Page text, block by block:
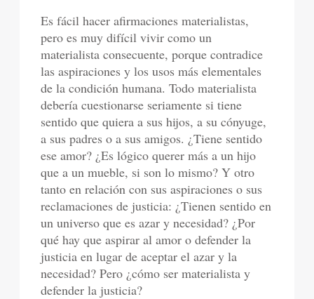
Es fácil hacer afirmaciones materialistas,
pero es muy difícil vivir como un
materialista consecuente, porque contradice
las aspiraciones y los usos más elementales
de la condición humana. Todo materialista
debería cuestionarse seriamente si tiene
sentido que quiera a sus hijos, a su cónyuge,
a sus padres o a sus amigos. ¿Tiene sentido
ese amor? ¿Es lógico querer más a un hijo
que a un mueble, si son lo mismo? Y otro
tanto en relación con sus aspiraciones o sus
reclamaciones de justicia: ¿Tienen sentido en
un universo que es azar y necesidad? ¿Por
qué hay que aspirar al amor o defender la
justicia en lugar de aceptar el azar y la
necesidad? Pero ¿cómo ser materialista y
defender la justicia?